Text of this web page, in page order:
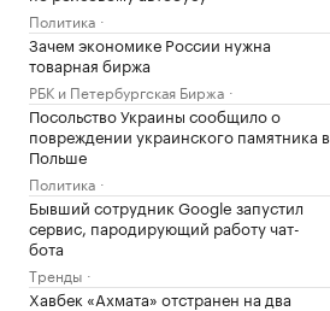
Политика
Зачем экономике России нужна
товарная биржа
РБК и Петербургская Биржа
Посольство Украины сообщило о
повреждении украинского памятника в
Польше
Политика
Бывший сотрудник Google запустил
сервис, пародирующий работу чат-
бота
Тренды
Хавбек «Ахмата» отстранен на два